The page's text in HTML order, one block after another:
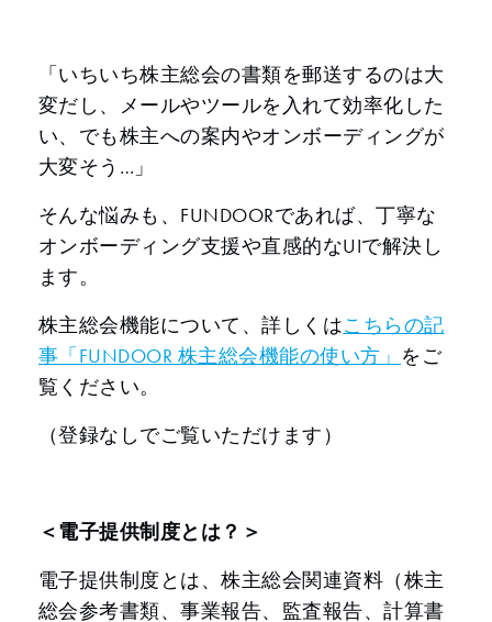
「いちいち株主総会の書類を郵送するのは大
変だし、メールやツールを入れて効率化した
い、でも株主への案内やオンボーディングが
大変そう…」
そんな悩みも、FUNDOORであれば、丁寧な
オンボーディング支援や直感的なUIで解決し
ます。
株主総会機能について、詳しくはこちらの記
事「FUNDOOR 株主総会機能の使い方」 をご
覧ください。
（登録なしでご覧いただけます）
＜電子提供制度とは？＞
電子提供制度とは、株主総会関連資料（株主
総会参考書類、事業報告、監査報告、計算書